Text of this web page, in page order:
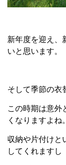
新年度を迎え、
いと思います。
そして季節の衣
この時期は意外
くなりますよね。
収納や片付けと
してくれますし